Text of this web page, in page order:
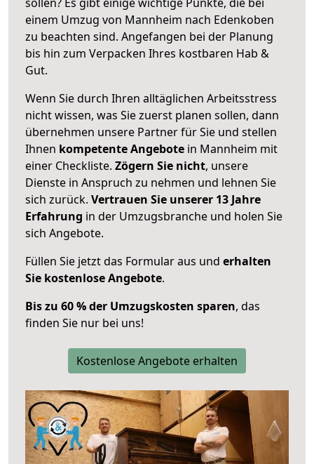
einem Umzug von Mannheim nach Edenkoben
zu beachten sind. Angefangen bei der Planung
bis hin zum Verpacken Ihres kostbaren Hab &
Gut.
Wenn Sie durch Ihren alltäglichen Arbeitsstress
nicht wissen, was Sie zuerst planen sollen, dann
übernehmen unsere Partner für Sie und stellen
Ihnen kompetente Angebote in Mannheim mit
einer Checkliste. Zögern Sie nicht, unsere
Dienste in Anspruch zu nehmen und lehnen Sie
sich zurück. Vertrauen Sie unserer 13 Jahre
Erfahrung in der Umzugsbranche und holen Sie
sich Angebote.
Füllen Sie jetzt das Formular aus und erhalten
Sie kostenlose Angebote.
Bis zu 60 % der Umzugskosten sparen, das
finden Sie nur bei uns!
Kostenlose Angebote erhalten